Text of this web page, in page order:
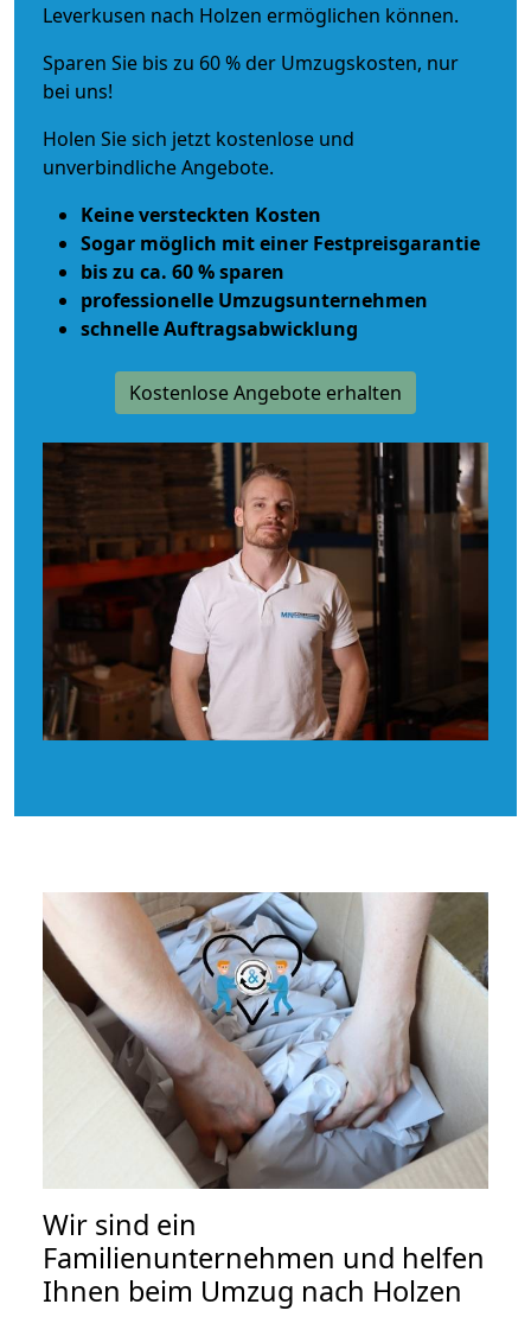
Leverkusen nach Holzen ermöglichen können.
Sparen Sie bis zu 60 % der Umzugskosten, nur
bei uns!
Holen Sie sich jetzt kostenlose und
unverbindliche Angebote.
Keine versteckten Kosten
Sogar möglich mit einer Festpreisgarantie
bis zu ca. 60 % sparen
professionelle Umzugsunternehmen
schnelle Auftragsabwicklung
Kostenlose Angebote erhalten
Wir sind ein
Familienunternehmen und helfen
Ihnen beim Umzug nach Holzen